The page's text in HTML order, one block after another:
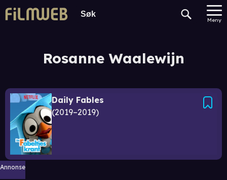
Meny
Rosanne Waalewijn
Daily Fables
2019–2019
Annonse